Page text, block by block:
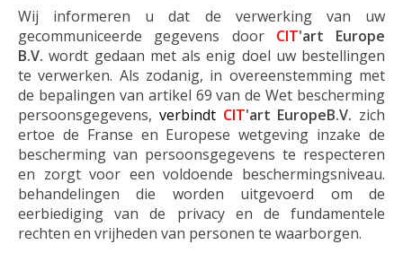
Wij informeren u dat de verwerking van uw
gecommuniceerde gegevens door CIT'art Europe
B.V. wordt gedaan met als enig doel uw bestellingen
te verwerken. Als zodanig, in overeenstemming met
de bepalingen van artikel 69 van de Wet bescherming
persoonsgegevens, verbindt CIT'art EuropeB.V. zich
ertoe de Franse en Europese wetgeving inzake de
bescherming van persoonsgegevens te respecteren
en zorgt voor een voldoende beschermingsniveau.
behandelingen die worden uitgevoerd om de
eerbiediging van de privacy en de fundamentele
rechten en vrijheden van personen te waarborgen.